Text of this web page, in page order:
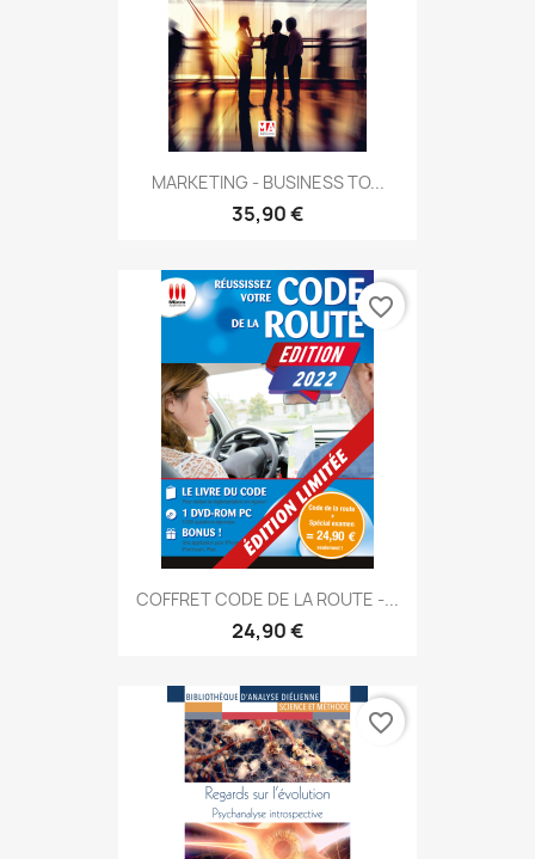
MARKETING - BUSINESS TO...
35,90 €
COFFRET CODE DE LA ROUTE -...
24,90 €
favorite_border
favorite_border